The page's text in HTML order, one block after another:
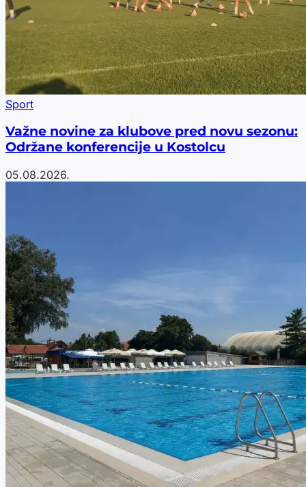
Sport
Važne novine za klubove pred novu sezonu:
Održane konferencije u Kostolcu
05.08.2026.